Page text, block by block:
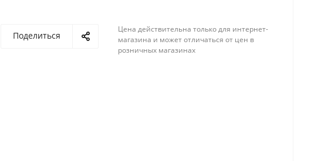
Поделиться
Цена действительна только для интернет-
магазина и может отличаться от цен в
розничных магазинах